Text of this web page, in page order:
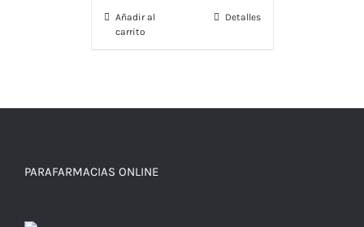
Añadir al
carrito
Detalles
PARAFARMACIAS ONLINE